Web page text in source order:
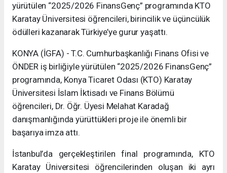
yürütülen “2025/2026 FinansGenç” programında KTO
Karatay Üniversitesi öğrencileri, birincilik ve üçüncülük
ödülleri kazanarak Türkiye’ye gurur yaşattı.
KONYA (İGFA) - T.C. Cumhurbaşkanlığı Finans Ofisi ve
ÖNDER iş birliğiyle yürütülen “2025/2026 FinansGenç”
programında, Konya Ticaret Odası (KTO) Karatay
Üniversitesi İslam İktisadı ve Finans Bölümü
öğrencileri, Dr. Öğr. Üyesi Melahat Karadağ
danışmanlığında yürüttükleri proje ile önemli bir
başarıya imza attı.
İstanbul’da gerçekleştirilen final programında, KTO
Karatay Üniversitesi öğrencilerinden oluşan iki ayrı